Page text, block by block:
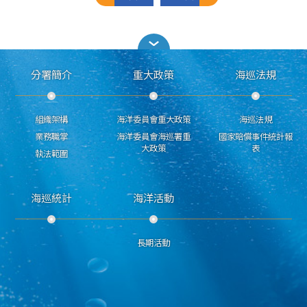
分署簡介
組織架構
業務職掌
執法範圍
重大政策
海洋委員會重大政策
海洋委員會海巡署重
大政策
海巡法規
海巡法規
國家賠償事件統計報
表
海巡統計 海洋活動
長期活動